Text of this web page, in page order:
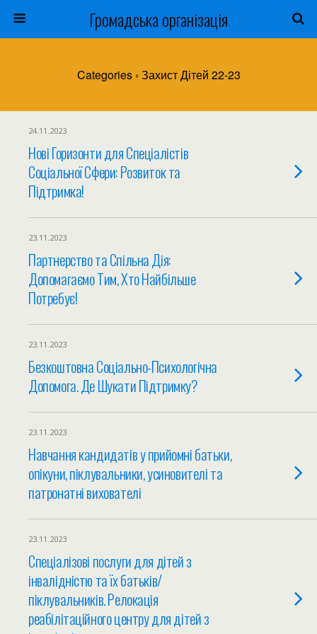
Громадська організація
Categories › Захист Дітей 22-23
24.11.2023
Нові Горизонти для Спеціалістів
Соціальної Сфери: Розвиток та
Підтримка!
23.11.2023
Партнерство та Спільна Дія:
Допомагаємо Тим, Хто Найбільше
Потребує!
23.11.2023
Безкоштовна Соціально-Психологічна
Допомога. Де Шукати Підтримку?
23.11.2023
Навчання кандидатів у прийомні батьки,
опікуни, піклувальники, усиновителі та
патронатні вихователі
23.11.2023
Спеціалізові послуги для дітей з
інвалідністю та їх батьків/
піклувальників. Релокація
реабілітаційного центру для дітей з